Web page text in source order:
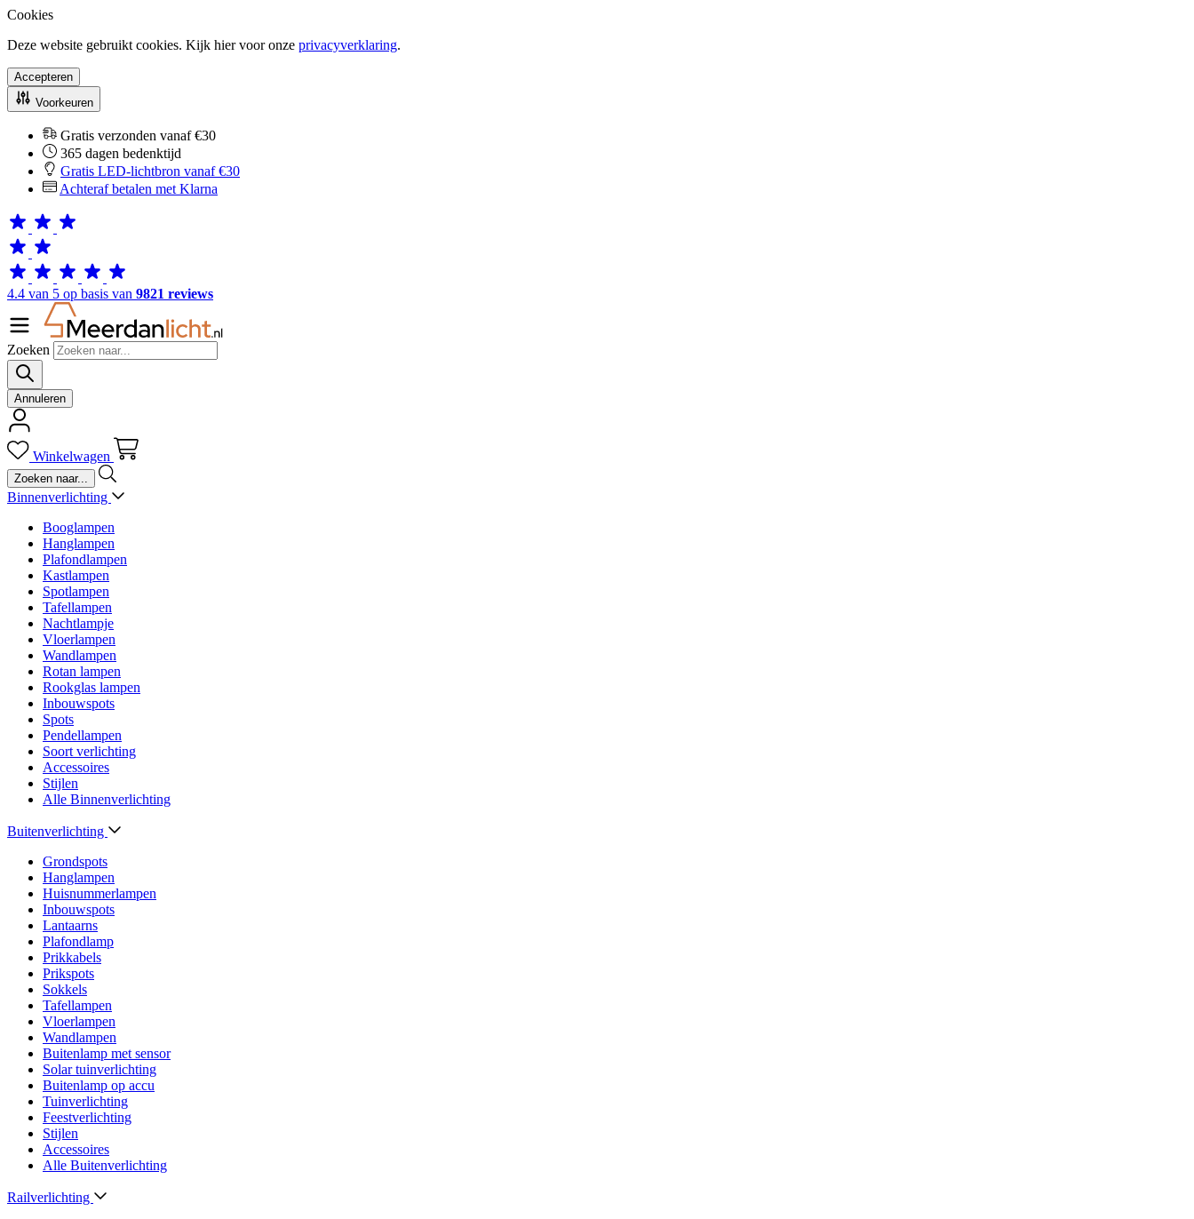
Cookies
Deze website gebruikt cookies. Kijk hier voor onze privacyverklaring.
Accepteren
Voorkeuren
Gratis verzonden vanaf €30
365 dagen bedenktijd
Gratis LED-lichtbron vanaf €30
Achteraf betalen met Klarna
4.4 van 5 op basis van 9821 reviews
Zoeken
Annuleren
Winkelwagen
Binnenverlichting
Booglampen
Hanglampen
Plafondlampen
Kastlampen
Spotlampen
Tafellampen
Nachtlampje
Vloerlampen
Wandlampen
Rotan lampen
Rookglas lampen
Inbouwspots
Spots
Pendellampen
Soort verlichting
Accessoires
Stijlen
Alle Binnenverlichting
Buitenverlichting
Grondspots
Hanglampen
Huisnummerlampen
Inbouwspots
Lantaarns
Plafondlamp
Prikkabels
Prikspots
Sokkels
Tafellampen
Vloerlampen
Wandlampen
Buitenlamp met sensor
Solar tuinverlichting
Buitenlamp op accu
Tuinverlichting
Feestverlichting
Stijlen
Accessoires
Alle Buitenverlichting
Railverlichting